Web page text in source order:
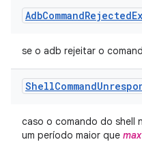
AdbCommandRejected
se o adb rejeitar o
ShellCommand
caso o comando do shell
um período maior que